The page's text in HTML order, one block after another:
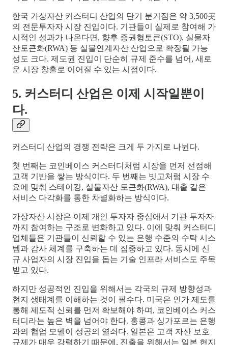
한국 가상자산 커스터디 산업의 단기 분기점은 약 3,500곳
의 전문투자자 시장 진입이다. 기관들이 실제로 참여해 가
시적인 성과가 나온다면, 향후 증권형토큰(STO), 실물자
산토큰화(RWA) 등 실물연계자산 산업으로 확장될 가능
성도 크다. 제도권 진입이 단순히 규제 준수를 넘어, 새로
운 시장 창출로 이어질 수 있는 시점이다.
5. 커스터디 산업은 이제 시작일뿐이
다.
커스터디 산업의 경쟁 전략은 크게 두 가지로 나뉜다.
첫 번째는 코인베이스 커스터디처럼 시장을 먼저 선점해
고객 기반을 쌓는 방식이다. 두 번째는 빗고처럼 시장 수
요에 맞춰 스테이킹, 실물자산 토큰화(RWA), 대출 같은
서비스 다각화를 통한 차별화하는 방식이다.
가상자산 시장은 이제 개인 투자자 중심에서 기관 투자자
까지 참여하는 구조로 변화하고 있다. 이에 맞춰 커스터디
업체들은 기관들이 신뢰할 수 있는 은행 수준의 수탁 시스
템과 감사 체계를 구축하는 데 집중하고 있다. 동시에 신
규 사업자의 시장 진입을 돕는 기술 인프라 서비스도 주목
받고 있다.
하지만 성공적인 진입을 위해서는 각국의 규제 방향성과
현지 생태계를 이해하는 것이 필수다. 미국은 인가 제도를
통해 제도적 신뢰를 먼저 확보해야 하며, 코인베이스 커스
터디라는 높은 벽을 넘어야 한다. 홍콩과 싱가포르는 은행
과의 협업 모델이 성공의 열쇠다. 일본은 고객 자산 보호
규제가 매우 강력하기 때문에, 진출을 위해서는 일본 현지